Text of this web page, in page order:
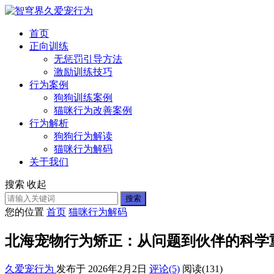
首页
正向训练
无惩罚引导方法
激励训练技巧
行为案例
狗狗训练案例
猫咪行为改善案例
行为解析
狗狗行为解读
猫咪行为解码
关于我们
搜索 收起
搜索
您的位置 首页 猫咪行为解码
北海宠物行为矫正：从问题到伙伴的科学
久爱宠行为 发布于 2026年2月2日 评论(5) 阅读(131)